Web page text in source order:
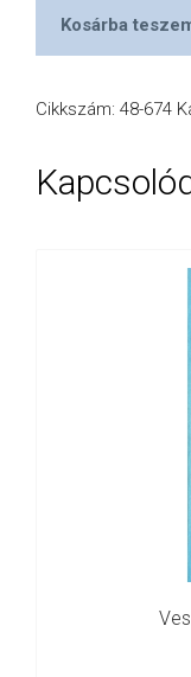
Kosárba
Cikkszám: 48-674